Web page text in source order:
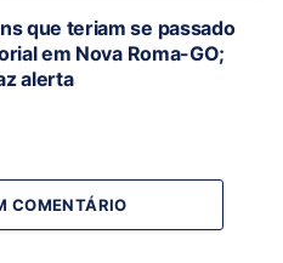
que teriam se passado
em Nova Roma-GO;
alerta
COMENTÁRIO